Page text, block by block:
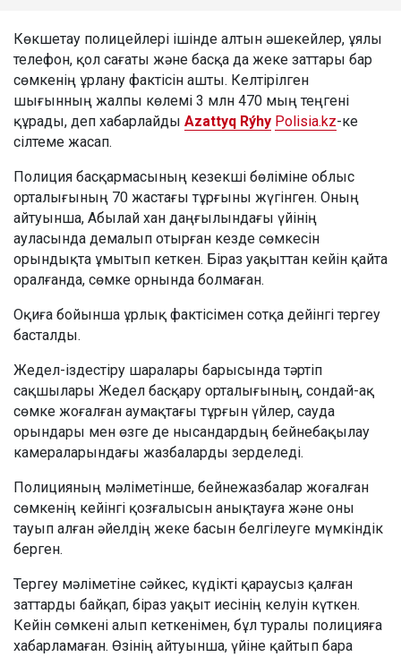
Көкшетау полицейлері ішінде алтын әшекейлер, ұялы
телефон, қол сағаты және басқа да жеке заттары бар
сөмкенің ұрлану фактісін ашты. Келтірілген
шығынның жалпы көлемі 3 млн 470 мың теңгені
құрады, деп хабарлайды Azattyq Rýhy Polisia.kz-ке
сілтеме жасап.
Полиция басқармасының кезекші бөліміне облыс
орталығының 70 жастағы тұрғыны жүгінген. Оның
айтуынша, Абылай хан даңғылындағы үйінің
ауласында демалып отырған кезде сөмкесін
орындықта ұмытып кеткен. Біраз уақыттан кейін қайта
оралғанда, сөмке орнында болмаған.
Оқиға бойынша ұрлық фактісімен сотқа дейінгі тергеу
басталды.
Жедел-іздестіру шаралары барысында тәртіп
сақшылары Жедел басқару орталығының, сондай-ақ
сөмке жоғалған аумақтағы тұрғын үйлер, сауда
орындары мен өзге де нысандардың бейнебақылау
камераларындағы жазбаларды зерделеді.
Полицияның мәліметінше, бейнежазбалар жоғалған
сөмкенің кейінгі қозғалысын анықтауға және оны
тауып алған әйелдің жеке басын белгілеуге мүмкіндік
берген.
Тергеу мәліметіне сәйкес, күдікті қараусыз қалған
заттарды байқап, біраз уақыт иесінің келуін күткен.
Кейін сөмкені алып кеткенімен, бұл туралы полицияға
хабарламаған. Өзінің айтуынша, үйіне қайтып бара